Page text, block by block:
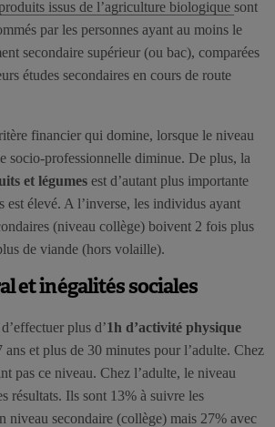
issus de l’agriculture biologique sont
par les personnes ayant au moins le
secondaire supérieur (ou bac), comparées
études secondaires en cours de route
financier qui domine, lorsque le niveau
socio-professionnelle diminue. De plus, la
et légumes est d’autant plus importante
est élevé. A l’inverse, les individus ayant
(niveau collège) boivent 2 fois plus
de viande (hors volaille).
et inégalités sociales
plus d’1h d’activité physique
ans et plus de 30 minutes pour l’adulte. Chez
pas ce niveau. Chez l’adulte, le niveau
résultats. Ils sont 13% à suivre les
niveau secondaire (collège) mais 27% avec